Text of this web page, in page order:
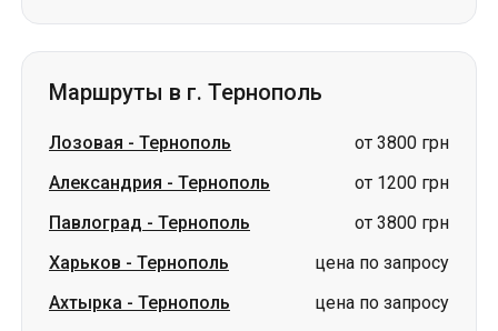
Маршруты в г. Тернополь
Лозовая - Тернополь
от 3800 грн
Александрия - Тернополь
от 1200 грн
Павлоград - Тернополь
от 3800 грн
Харьков - Тернополь
цена по запросу
Ахтырка - Тернополь
цена по запросу